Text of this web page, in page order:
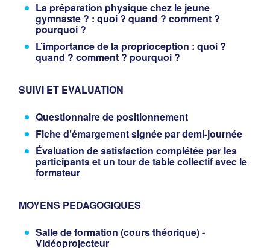
La préparation physique chez le jeune
gymnaste ? : quoi ? quand ? comment ?
pourquoi ?
L’importance de la proprioception : quoi ?
quand ? comment ? pourquoi ?
SUIVI ET EVALUATION
Questionnaire de positionnement
Fiche d’émargement signée par demi-journée
Évaluation de satisfaction complétée par les
participants et un tour de table collectif avec le
formateur
MOYENS PEDAGOGIQUES
Salle de formation (cours théorique) -
Vidéoprojecteur